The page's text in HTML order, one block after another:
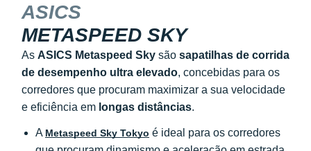
ASICS
METASPEED SKY
As ASICS Metaspeed Sky são sapatilhas de corrida
de desempenho ultra elevado, concebidas para os
corredores que procuram maximizar a sua velocidade
e eficiência em longas distâncias.
A Metaspeed Sky Tokyo é ideal para os corredores